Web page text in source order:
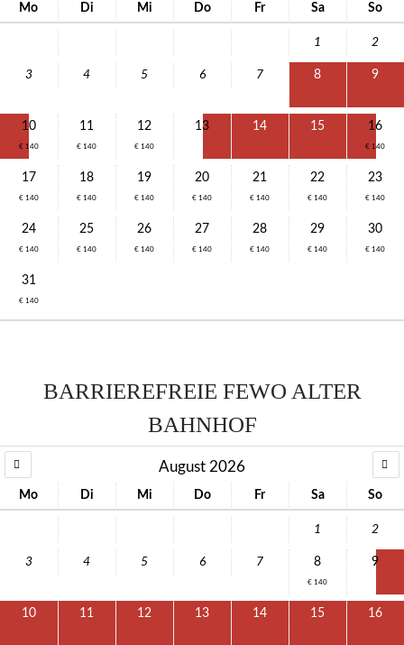
Mo Di Mi Do Fr Sa So
1 2
3 4 5 6 7 8 9
10
€ 140
11
€ 140
12
€ 140
13 14 15 16
€ 140
17
€ 140
18
€ 140
19
€ 140
20
€ 140
21
€ 140
22
€ 140
23
€ 140
24
€ 140
25
€ 140
26
€ 140
27
€ 140
28
€ 140
29
€ 140
30
€ 140
31
€ 140
BARRIEREFREIE FEWO ALTER
BAHNHOF
August 2026
Mo Di Mi Do Fr Sa So
1 2
3 4 5 6 7 8
€ 140
9
10 11 12 13 14 15 16